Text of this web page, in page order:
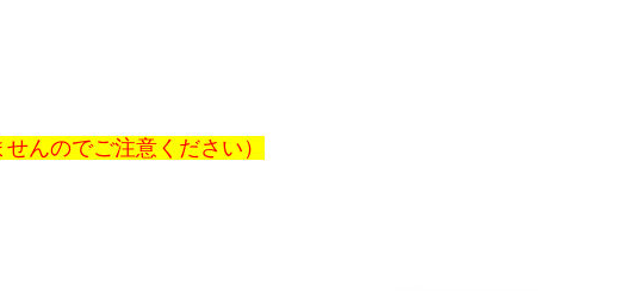
んのでご注意ください）